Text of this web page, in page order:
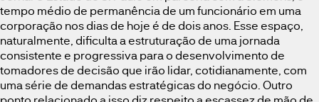
tempo médio de permanência de um funcionário em uma
corporação nos dias de hoje é de dois anos. Esse espaço,
naturalmente, dificulta a estruturação de uma jornada
consistente e progressiva para o desenvolvimento de
tomadores de decisão que irão lidar, cotidianamente, com
uma série de demandas estratégicas do negócio. Outro